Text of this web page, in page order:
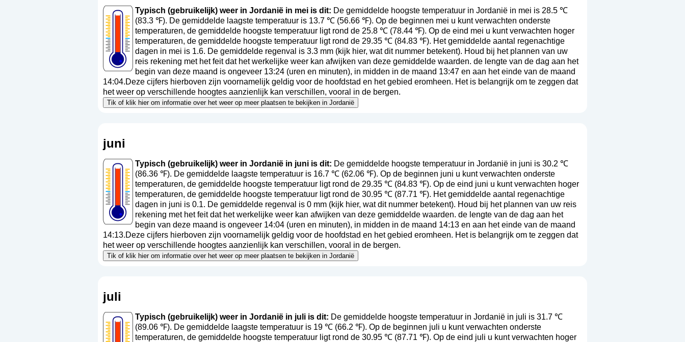
Typisch (gebruikelijk) weer in Jordanië in mei is dit: De gemiddelde hoogste temperatuur in Jordanië in mei is 28.5 ℃
(83.3 ℉). De gemiddelde laagste temperatuur is 13.7 ℃ (56.66 ℉). Op de beginnen mei u kunt verwachten onderste
temperaturen, de gemiddelde hoogste temperatuur ligt rond de 25.8 ℃ (78.44 ℉). Op de eind mei u kunt verwachten hoger
temperaturen, de gemiddelde hoogste temperatuur ligt rond de 29.35 ℃ (84.83 ℉). Het gemiddelde aantal regenachtige
dagen in mei is 1.6. De gemiddelde regenval is 3.3 mm (kijk hier, wat dit nummer betekent). Houd bij het plannen van uw
reis rekening met het feit dat het werkelijke weer kan afwijken van deze gemiddelde waarden. de lengte van de dag aan het
begin van deze maand is ongeveer 13:24 (uren en minuten), in midden in de maand 13:47 en aan het einde van de maand
14:04.Deze cijfers hierboven zijn voornamelijk geldig voor de hoofdstad en het gebied eromheen. Het is belangrijk om te zeggen dat
het weer op verschillende hoogtes aanzienlijk kan verschillen, vooral in de bergen.
Tik of klik hier om informatie over het weer op meer plaatsen te bekijken in Jordanië
juni
Typisch (gebruikelijk) weer in Jordanië in juni is dit: De gemiddelde hoogste temperatuur in Jordanië in juni is 30.2 ℃
(86.36 ℉). De gemiddelde laagste temperatuur is 16.7 ℃ (62.06 ℉). Op de beginnen juni u kunt verwachten onderste
temperaturen, de gemiddelde hoogste temperatuur ligt rond de 29.35 ℃ (84.83 ℉). Op de eind juni u kunt verwachten hoger
temperaturen, de gemiddelde hoogste temperatuur ligt rond de 30.95 ℃ (87.71 ℉). Het gemiddelde aantal regenachtige
dagen in juni is 0.1. De gemiddelde regenval is 0 mm (kijk hier, wat dit nummer betekent). Houd bij het plannen van uw reis
rekening met het feit dat het werkelijke weer kan afwijken van deze gemiddelde waarden. de lengte van de dag aan het
begin van deze maand is ongeveer 14:04 (uren en minuten), in midden in de maand 14:13 en aan het einde van de maand
14:13.Deze cijfers hierboven zijn voornamelijk geldig voor de hoofdstad en het gebied eromheen. Het is belangrijk om te zeggen dat
het weer op verschillende hoogtes aanzienlijk kan verschillen, vooral in de bergen.
Tik of klik hier om informatie over het weer op meer plaatsen te bekijken in Jordanië
juli
Typisch (gebruikelijk) weer in Jordanië in juli is dit: De gemiddelde hoogste temperatuur in Jordanië in juli is 31.7 ℃
(89.06 ℉). De gemiddelde laagste temperatuur is 19 ℃ (66.2 ℉). Op de beginnen juli u kunt verwachten onderste
temperaturen, de gemiddelde hoogste temperatuur ligt rond de 30.95 ℃ (87.71 ℉). Op de eind juli u kunt verwachten hoger